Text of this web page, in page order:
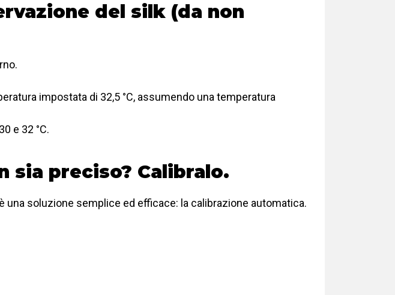
del silk (da non
impostata di 32,5 °C, assumendo una temperatura
e 32 °C.
sia preciso? Calibralo.
una soluzione semplice ed efficace: la calibrazione automatica.